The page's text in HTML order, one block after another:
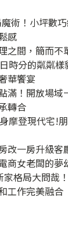
術！小坪數
感
之間，簡而不
時分的粼粼
華饗宴
滿！開放場域
轉合
摩登現代宅!
改一房升級客
商女老闆的夢
格局大問哉
工作完美融合